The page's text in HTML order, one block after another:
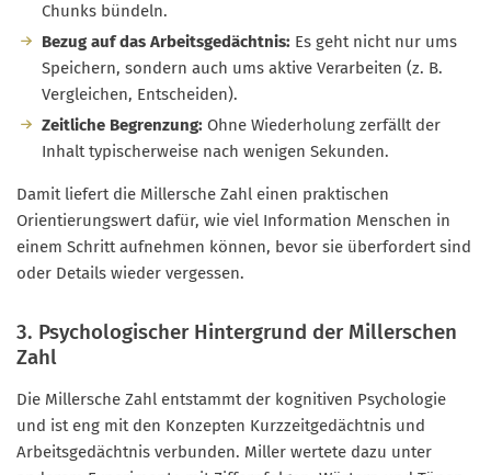
Chunks bündeln.
Bezug auf das Arbeitsgedächtnis: Es geht nicht nur ums
Speichern, sondern auch ums aktive Verarbeiten (z. B.
Vergleichen, Entscheiden).
Zeitliche Begrenzung: Ohne Wiederholung zerfällt der
Inhalt typischerweise nach wenigen Sekunden.
Damit liefert die Millersche Zahl einen praktischen
Orientierungswert dafür, wie viel Information Menschen in
einem Schritt aufnehmen können, bevor sie überfordert sind
oder Details wieder vergessen.
3. Psychologischer Hintergrund der Millerschen
Zahl
Die Millersche Zahl entstammt der kognitiven Psychologie
und ist eng mit den Konzepten Kurzzeitgedächtnis und
Arbeitsgedächtnis verbunden. Miller wertete dazu unter